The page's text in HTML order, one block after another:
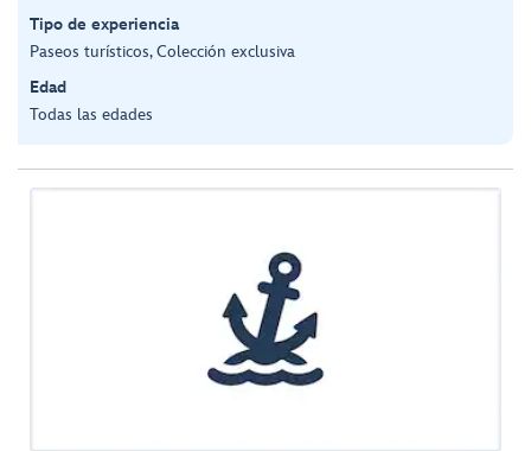
Tipo de experiencia
Paseos turísticos, Colección exclusiva
Edad
Todas las edades